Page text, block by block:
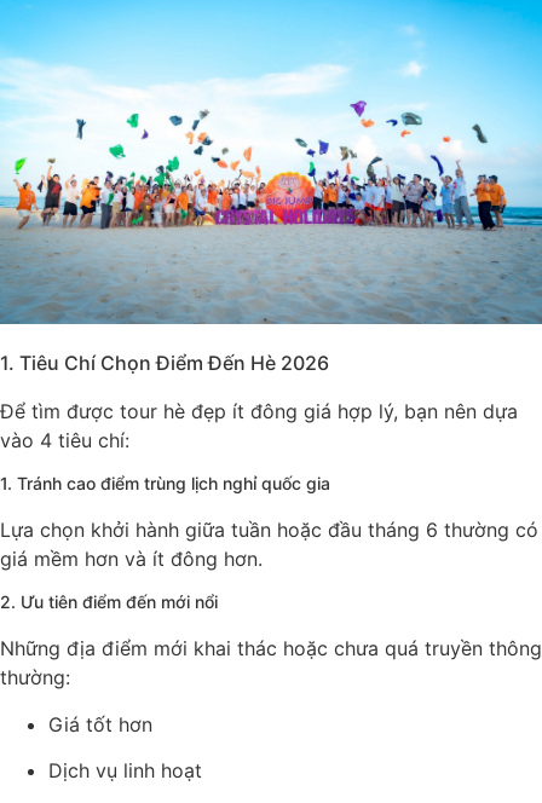
1. Tiêu Chí Chọn Điểm Đến Hè 2026
Để tìm được tour hè đẹp ít đông giá hợp lý, bạn nên dựa
vào 4 tiêu chí:
1. Tránh cao điểm trùng lịch nghỉ quốc gia
Lựa chọn khởi hành giữa tuần hoặc đầu tháng 6 thường có
giá mềm hơn và ít đông hơn.
2. Ưu tiên điểm đến mới nổi
Những địa điểm mới khai thác hoặc chưa quá truyền thông
thường:
Giá tốt hơn
Dịch vụ linh hoạt